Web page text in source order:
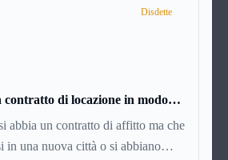
si fermi a capire dove si staDisdette
contratto di locazione in modo
abbia un contratto di affitto ma che
in una nuova città o si abbiano